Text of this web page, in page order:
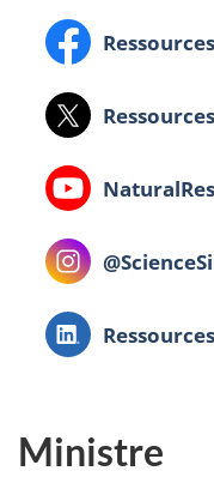
Facebook:
X:
Youtube:
Instagram:
LinkedIn:
Ministre